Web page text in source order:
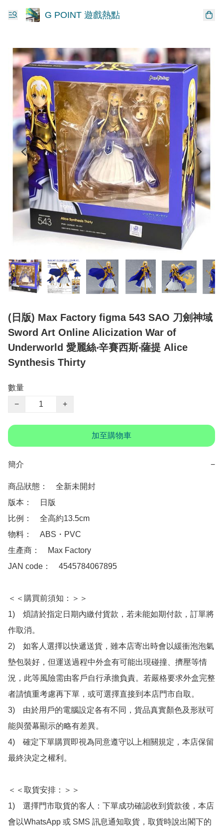
G POINT 遊戲熱點
(日版) Max Factory figma 543 SAO 刀劍神域
Sword Art Online Alicization War of
Underworld 愛麗絲‧辛賽西斯‧薩提 Alice
Synthesis Thirty
數量
−
+
加至購物車
簡介 −
商品狀態：　全新未開封
版本：　日版
比例：　全高約13.5cm
物料：　ABS・PVC
生產商：　Max Factory
JAN code：　4545784067895
＜＜購買前須知：＞＞
1)　煩請於指定日期內繳付貨款，若未能如期付款，訂單將
作取消。
2)　如客人選擇以快遞送貨，雖本店寄出時會以緩衝泡泡氣
墊包裝好，但運送過程中外盒有可能出現碰撞、擠壓等情
況，此等風險需由客戶自行承擔負責。若嚴格要求外盒完整
者請慎重考慮再下單，或可選擇直接到本店門市自取。
3)　由於用戶的電腦設定各有不同，貨品真實顏色及形狀可
能與螢幕顯示的略有差異。
4)　確定下單購買即視為同意遵守以上相關規定，本店保留
最終決定之權利。
＜＜取貨安排：＞＞
1)　選擇門市取貨的客人：下單成功確認收到貨款後，本店
會以WhatsApp 或 SMS 訊息通知取貨，取貨時說出閣下的